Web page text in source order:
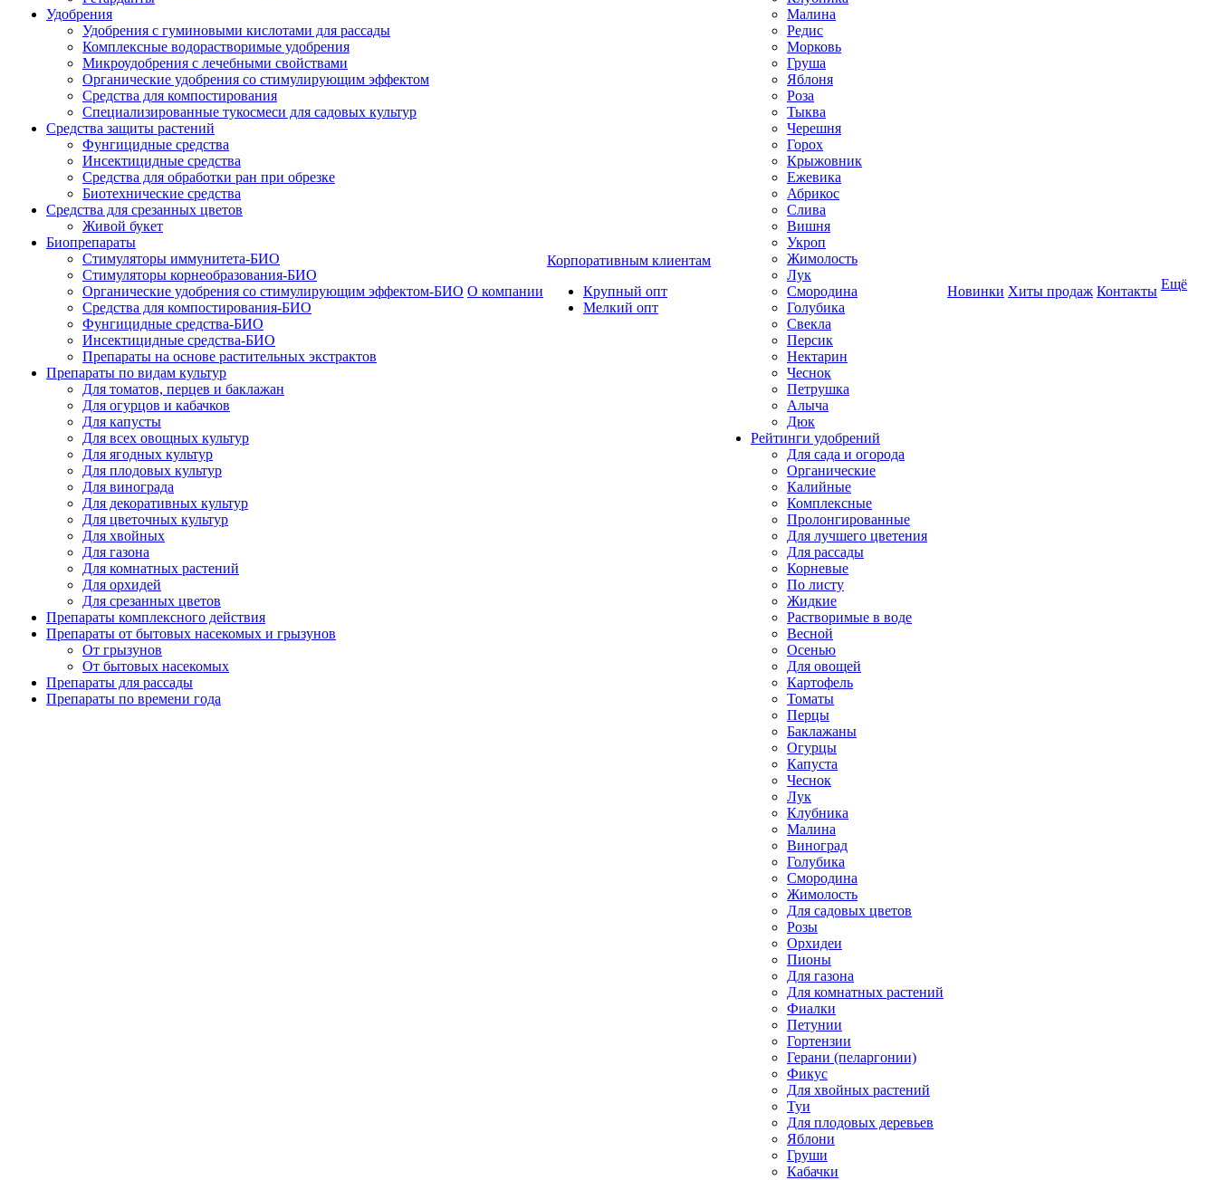
Удобрения
Удобрения с гуминовыми кислотами для рассады
Комплексные водорастворимые удобрения
Микроудобрения с лечебными свойствами
Органические удобрения со стимулирующим эффектом
Средства для компостирования
Специализированные тукосмеси для садовых культур
Средства защиты растений
Фунгицидные средства
Инсектицидные средства
Средства для обработки ран при обрезке
Биотехнические средства
Средства для срезанных цветов
Живой букет
Биопрепараты
Стимуляторы иммунитета-БИО
Стимуляторы корнеобразования-БИО
Органические удобрения со стимулирующим эффектом-БИО
Средства для компостирования-БИО
Фунгицидные средства-БИО
Инсектицидные средства-БИО
Препараты на основе растительных экстрактов
Препараты по видам культур
Для томатов, перцев и баклажан
Для огурцов и кабачков
Для капусты
Для всех овощных культур
Для ягодных культур
Для плодовых культур
Для винограда
Для декоративных культур
Для цветочных культур
Для хвойных
Для газона
Для комнатных растений
Для орхидей
Для срезанных цветов
Препараты комплексного действия
Препараты от бытовых насекомых и грызунов
От грызунов
От бытовых насекомых
Препараты для рассады
Препараты по времени года
О компании
Корпоративным клиентам
Крупный опт
Мелкий опт
Малина
Редис
Морковь
Груша
Яблоня
Роза
Тыква
Черешня
Горох
Крыжовник
Ежевика
Абрикос
Слива
Вишня
Укроп
Жимолость
Лук
Смородина
Голубика
Свекла
Персик
Нектарин
Чеснок
Петрушка
Алыча
Дюк
Рейтинги удобрений
Для сада и огорода
Органические
Калийные
Комплексные
Пролонгированные
Для лучшего цветения
Для рассады
Корневые
По листу
Жидкие
Растворимые в воде
Весной
Осенью
Для овощей
Картофель
Томаты
Перцы
Баклажаны
Огурцы
Капуста
Чеснок
Лук
Клубника
Малина
Виноград
Голубика
Смородина
Жимолость
Для садовых цветов
Розы
Орхидеи
Пионы
Для газона
Для комнатных растений
Фиалки
Петунии
Гортензии
Герани (пеларгонии)
Фикус
Для хвойных растений
Туи
Для плодовых деревьев
Яблони
Груши
Кабачки
Новинки Хиты продаж Контакты Ещё